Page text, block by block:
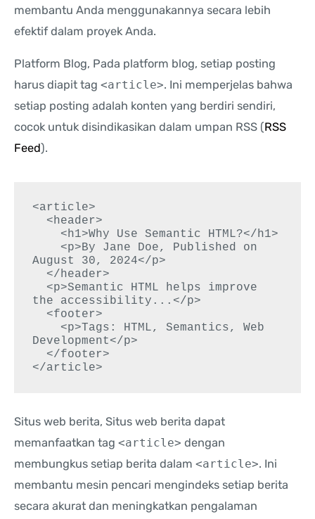
membantu Anda menggunakannya secara lebih
efektif dalam proyek Anda.
Platform Blog, Pada platform blog, setiap posting
harus diapit tag <article>. Ini memperjelas bahwa
setiap posting adalah konten yang berdiri sendiri,
cocok untuk disindikasikan dalam umpan RSS (RSS
Feed).
<article>
August 30, 2024</p>
the accessibility...</p>
Development</p>
</article>
Situs web berita, Situs web berita dapat
memanfaatkan tag <article> dengan
membungkus setiap berita dalam <article>. Ini
membantu mesin pencari mengindeks setiap berita
secara akurat dan meningkatkan pengalaman